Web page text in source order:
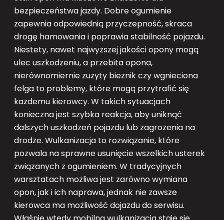
bezpieczeństwa jazdy. Dobre ogumienie
zapewnia odpowiednią przyczepność, skraca
drogę hamowania i poprawia stabilność pojazdu.
Niestety, nawet najwyższej jakości opony mogą
ulec uszkodzeniu, a przebita opona,
nierównomiernie zużyty bieżnik czy wgnieciona
felga to problemy, które mogą przytrafić się
każdemu kierowcy. W takich sytuacjach
konieczna jest szybka reakcja, aby uniknąć
dalszych uszkodzeń pojazdu lub zagrożenia na
drodze. Wulkanizacja to rozwiązanie, które
pozwala na sprawne usunięcie wszelkich usterek
związanych z ogumieniem. W tradycyjnych
warsztatach możliwa jest zarówno wymiana
opon, jak i ich naprawa, jednak nie zawsze
kierowca ma możliwość dojazdu do serwisu.